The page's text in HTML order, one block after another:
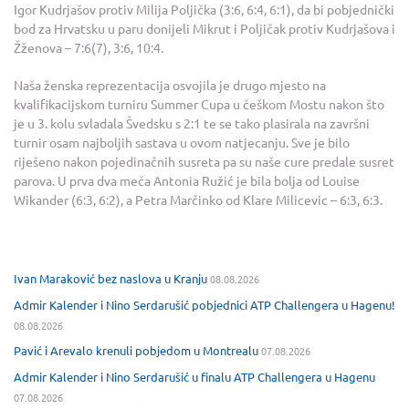
Igor Kudrjašov protiv Milija Poljička (3:6, 6:4, 6:1), da bi pobjednički
bod za Hrvatsku u paru donijeli Mikrut i Poljičak protiv Kudrjašova i
Žženova – 7:6(7), 3:6, 10:4.
Naša ženska reprezentacija osvojila je drugo mjesto na
kvalifikacijskom turniru Summer Cupa u češkom Mostu nakon što
je u 3. kolu svladala Švedsku s 2:1 te se tako plasirala na završni
turnir osam najboljih sastava u ovom natjecanju. Sve je bilo
riješeno nakon pojedinačnih susreta pa su naše cure predale susret
parova. U prva dva meča Antonia Ružić je bila bolja od Louise
Wikander (6:3, 6:2), a Petra Marčinko od Klare Milicevic – 6:3, 6:3.
Ivan Maraković bez naslova u Kranju08.08.2026
Admir Kalender i Nino Serdarušić pobjednici ATP Challengera u Hagenu!
08.08.2026
Pavić i Arevalo krenuli pobjedom u Montrealu07.08.2026
Admir Kalender i Nino Serdarušić u finalu ATP Challengera u Hagenu
07.08.2026